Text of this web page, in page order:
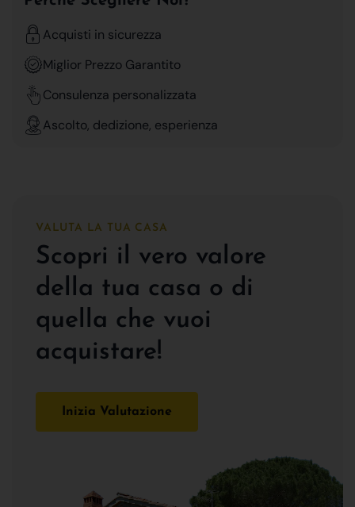
Acquisti in sicurezza
Miglior Prezzo Garantito
Consulenza personalizzata
Ascolto, dedizione, esperienza
VALUTA LA TUA CASA
Scopri il vero valore
della tua casa o di
quella che vuoi
acquistare!
Inizia Valutazione